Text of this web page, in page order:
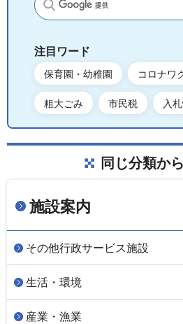
サイト内検索
注目ワード
保育園・幼稚園 コロナワ
粗大ごみ 市民税 入
同じ分類か
施設案内
その他行政サービス施設
生活・環境
産業・漁業